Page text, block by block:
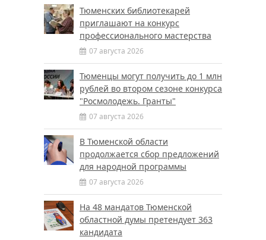
Тюменских библиотекарей
приглашают на конкурс
профессионального мастерства
07 августа 2026
Тюменцы могут получить до 1 млн
рублей во втором сезоне конкурса
"Росмолодежь. Гранты"
07 августа 2026
В Тюменской области
продолжается сбор предложений
для народной программы
07 августа 2026
На 48 мандатов Тюменской
областной думы претендует 363
кандидата